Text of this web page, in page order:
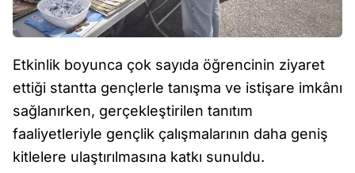
Etkinlik boyunca çok sayıda öğrencinin ziyaret
ettiği stantta gençlerle tanışma ve istişare imkânı
sağlanırken, gerçekleştirilen tanıtım
faaliyetleriyle gençlik çalışmalarının daha geniş
kitlelere ulaştırılmasına katkı sunuldu.